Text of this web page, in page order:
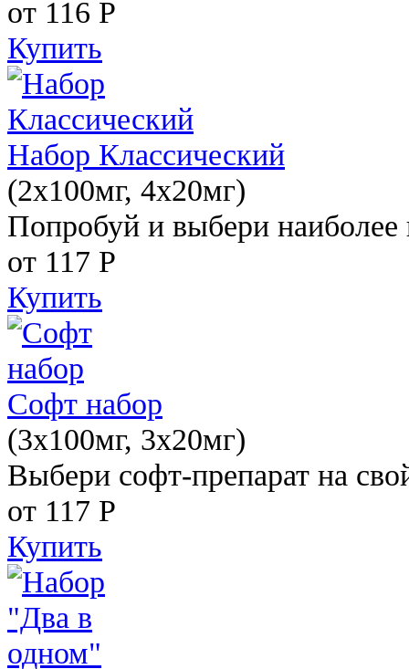
от 116 Р
Купить
Набор Классический
(2x100мг, 4x20мг)
Попробуй и выбери наиболее
от 117 Р
Купить
Софт набор
(3x100мг, 3x20мг)
Выбери софт-препарат на
от 117 Р
Купить